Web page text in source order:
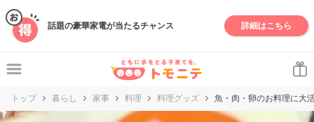
話題の豪華家電が当たるチャンス 詳細はこちら
トップ 暮らし 家事 料理 料理グッズ 魚・肉・卵のお料理に大